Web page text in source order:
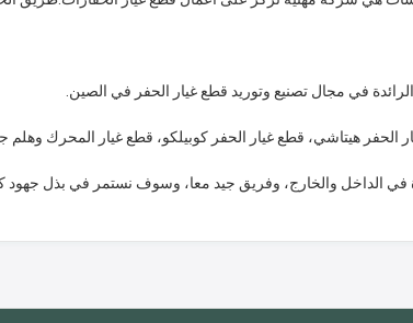
الحفر هيتاشي، قطع غيار الحفر كوبيلكو، قطع غيار المحرك وهلم
في الداخل والخارج، وفريق جيد معا، وسوف نستمر في بذل جهود